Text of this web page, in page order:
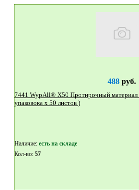
488руб.
7441 WypAll® X50 Протирочный материал - Сложенные / Синий (1
упаковока x 50 листов )
Наличие: eсть на складе
Кол-во: 57